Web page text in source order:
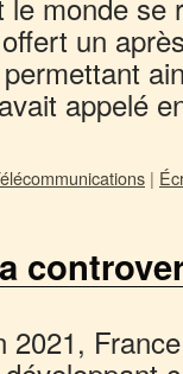
un
appelé
|
2021,